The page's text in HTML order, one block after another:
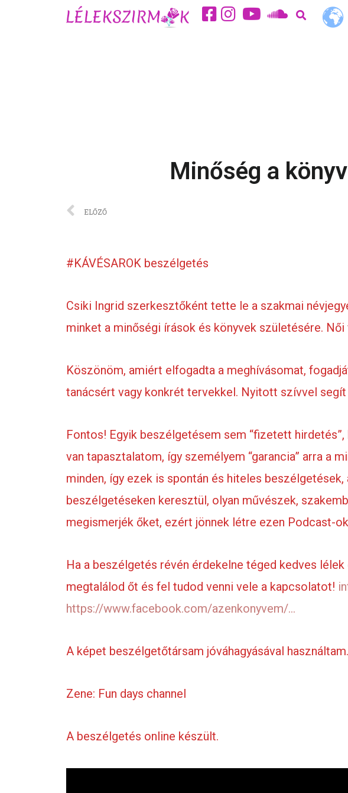
Minőség a
ELŐZŐ
#KÁVÉSAROK beszélgetés
Csiki Ingrid szerkesztőként tette le a szakmai
minket a minőségi írások és könyvek születésére.
Köszönöm, amiért elfogadta a meghívásomat,
tanácsért vagy konkrét tervekkel. Nyitott szívvel
Fontos! Egyik beszélgetésem sem “fizetett
van tapasztalatom, így személyem “garancia” arra a
minden, így ezek is spontán és hiteles
beszélgetéseken keresztül, olyan művészek,
megismerjék őket, ezért jönnek létre ezen Podcast-
Ha a beszélgetés révén érdekelne téged kedves
megtalálod őt és fel tudod venni vele a kapcsolatot!
https://www.facebook.com/azenkonyvem/…
A képet beszélgetőtársam jóváhagyásával használtam.
Zene: Fun days channel
A beszélgetés online készült.